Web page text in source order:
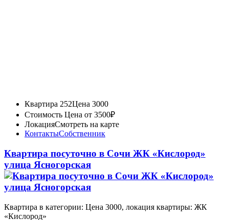
Квартира 252Цена 3000
Стоимость Цена от 3500₽
ЛокацияСмотреть на карте
КонтактыСобственник
Квартира посуточно в Сочи ЖК «Кислород»
улица Ясногорская
Квартира в категории: Цена 3000, локация квартиры: ЖК
«Кислород»